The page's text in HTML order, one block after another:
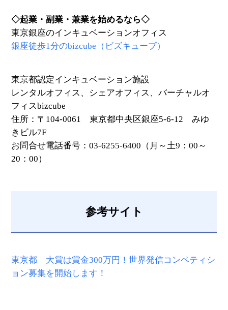
◇起業・副業・兼業を始めるなら◇
東京銀座のインキュベーションオフィス
銀座徒歩1分のbizcube（ビズキューブ）
東京都認定インキュベーション施設
レンタルオフィス、シェアオフィス、バーチャルオ
フィスbizcube
住所：〒104-0061 東京都中央区銀座5-6-12 みゆ
きビル7F
お問合せ電話番号：03-6255-6400（月～土9：00～
20：00）
参考サイト
東京都 大賞は賞金300万円！世界発信コンペティシ
ョン募集を開始します！